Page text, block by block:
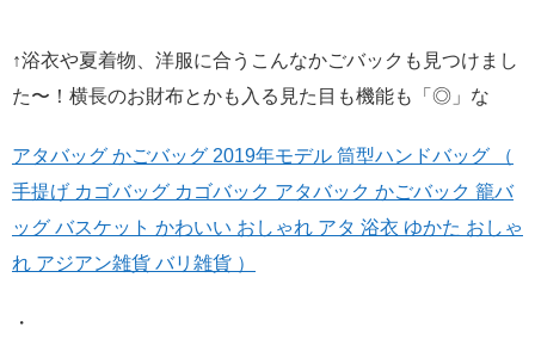
↑浴衣や夏着物、洋服に合うこんなかごバックも見つけまし
た〜！横長のお財布とかも入る見た目も機能も「◎」な
アタバッグ かごバッグ 2019年モデル 筒型ハンドバッグ （
手提げ カゴバッグ カゴバック アタバック かごバック 籠バ
ッグ バスケット かわいい おしゃれ アタ 浴衣 ゆかた おしゃ
れ アジアン雑貨 バリ雑貨 ）
・